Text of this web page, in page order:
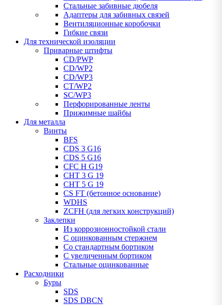
Стальные забивные дюбеля
Адаптеры для забивных связей
Вентиляционные коробочки
Гибкие связи
Для технической изоляции
Приварные штифты
CD/PWP
CD/WP2
CD/WP3
CT/WP2
SC/WP3
Перфорированные ленты
Прижимные шайбы
Для металла
Винты
BFS
CDS 3 G16
CDS 5 G16
CFC H G19
CHT 3 G 19
CHT 5 G 19
CS FT (бетонное основание)
WDHS
ZCFH (для легких конструкций)
Заклепки
Из коррозионностойкой стали
С оцинкованным стержнем
Со стандартным бортиком
С увеличенным бортиком
Стальные оцинкованные
Расходники
Буры
SDS
SDS DBCN